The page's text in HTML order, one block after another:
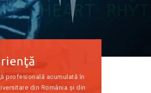
profesională acumulată în
din România și din